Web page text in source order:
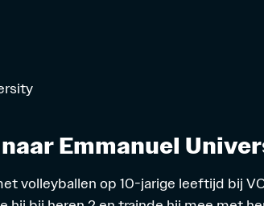
Emmanuel
volleyballen op 10-jarige leeftijd bij